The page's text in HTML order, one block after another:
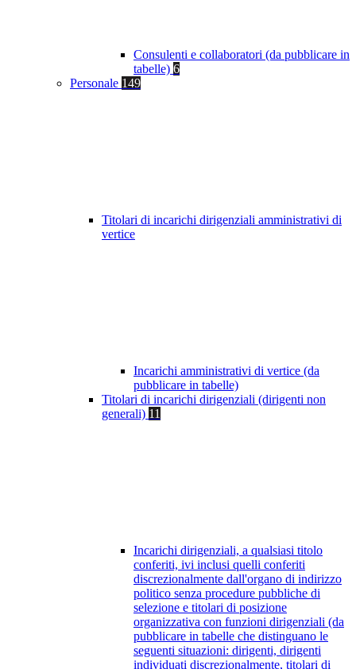
Consulenti e collaboratori (da pubblicare in
tabelle) 6
Personale 149
Titolari di incarichi dirigenziali amministrativi di
vertice
Incarichi amministrativi di vertice (da
pubblicare in tabelle)
Titolari di incarichi dirigenziali (dirigenti non
generali) 11
Incarichi dirigenziali, a qualsiasi titolo
conferiti, ivi inclusi quelli conferiti
discrezionalmente dall'organo di indirizzo
politico senza procedure pubbliche di
selezione e titolari di posizione
organizzativa con funzioni dirigenziali (da
pubblicare in tabelle che distinguano le
seguenti situazioni: dirigenti, dirigenti
individuati discrezionalmente, titolari di